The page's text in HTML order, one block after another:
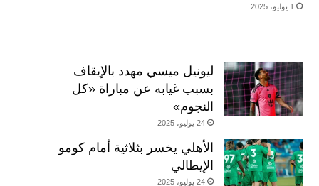
1 يوليو، 2025
ليونيل ميسي مهدد بالإيقاف
بسبب غيابه عن مباراة «كل
النجوم»
24 يوليو، 2025
الأهلي يخسر بثلاثية أمام كومو
الإيطالي
24 يوليو، 2025